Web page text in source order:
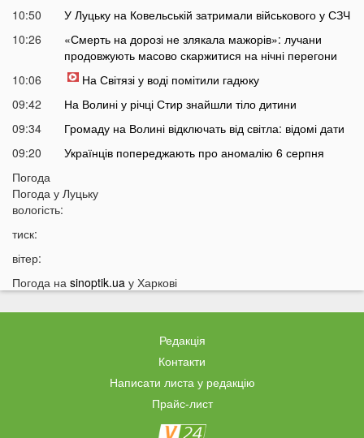
10:50
У Луцьку на Ковельській затримали військового у СЗЧ
10:26
«Смерть на дорозі не злякала мажорів»: лучани
продовжують масово скаржитися на нічні перегони
10:06
На Світязі у воді помітили гадюку
09:42
На Волині у річці Стир знайшли тіло дитини
09:34
Громаду на Волині відключать від світла: відомі дати
09:20
Українців попереджають про аномалію 6 серпня
09:05
вважався зниклим безвісти
21:32
20:21
Ці продукти потрібно викинути через 48 годин: вони
можуть бути небезпечними
кого це стосується
Що категорично заборонено робити на Яблучний
Спас: повний перелік
Водіїв в Україні можуть оштрафувати на 1190 гривень
Погода
Погода у Луцьку
вологість:
тиск:
вітер:
Погода на sinoptik.ua у Харкові
Редакція
Контакти
Написати листа у редакцію
Прайс-лист